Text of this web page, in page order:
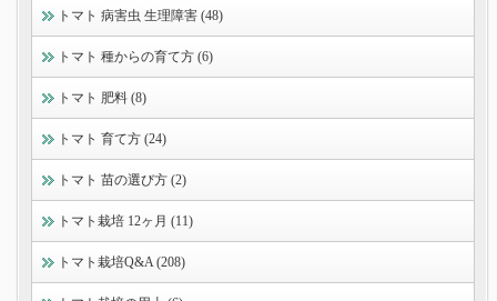
トマト 病害虫 生理障害 (48)
トマト 種からの育て方 (6)
トマト 肥料 (8)
トマト 育て方 (24)
トマト 苗の選び方 (2)
トマト栽培 12ヶ月 (11)
トマト栽培Q&A (208)